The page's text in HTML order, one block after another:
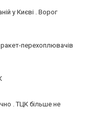
у Києві . Ворог
перехоплювачів
. ТЦК більше не